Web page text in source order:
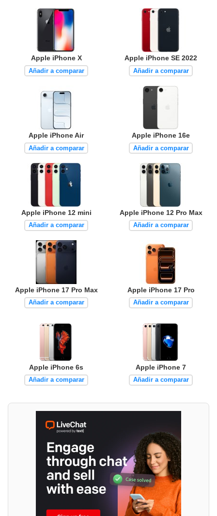
Apple iPhone X
Añadir a comparar
Apple iPhone SE 2022
Añadir a comparar
Apple iPhone Air
Añadir a comparar
Apple iPhone 16e
Añadir a comparar
Apple iPhone 12 mini
Añadir a comparar
Apple iPhone 12 Pro Max
Añadir a comparar
Apple iPhone 17 Pro Max
Añadir a comparar
Apple iPhone 17 Pro
Añadir a comparar
Apple iPhone 6s
Añadir a comparar
Apple iPhone 7
Añadir a comparar